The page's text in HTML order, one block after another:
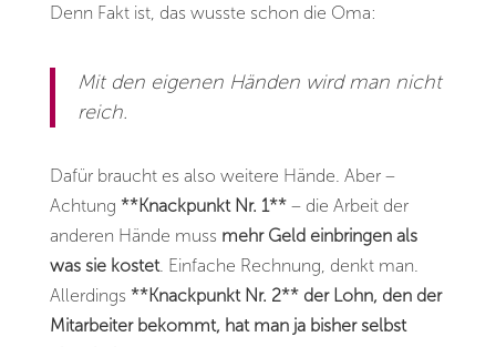
Denn Fakt ist, das wusste schon die Oma:
Mit den eigenen Händen wird man nicht
reich.
Dafür braucht es also weitere Hände. Aber –
Achtung **Knackpunkt Nr. 1**– die Arbeit der
anderen Hände muss mehr Geld einbringen als
was sie kostet. Einfache Rechnung, denkt man.
Allerdings **Knackpunkt Nr. 2** der Lohn, den der
Mitarbeiter bekommt, hat man ja bisher selbst